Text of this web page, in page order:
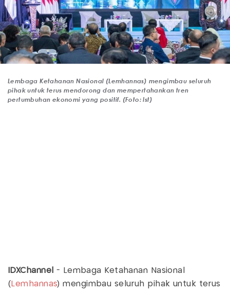
Lembaga Ketahanan Nasional (Lemhannas) mengimbau seluruh
pihak untuk terus mendorong dan mempertahankan tren
pertumbuhan ekonomi yang positif. (Foto: Ist)
IDXChannel - Lembaga Ketahanan Nasional
( Lemhannas) mengimbau seluruh pihak untuk terus